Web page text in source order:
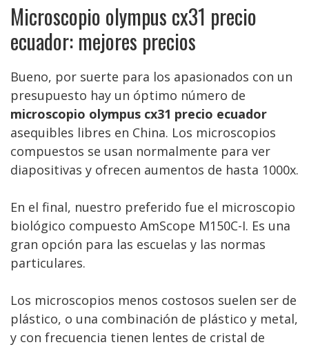
Microscopio olympus cx31 precio
ecuador: mejores precios
Bueno, por suerte para los apasionados con un
presupuesto hay un óptimo número de
microscopio olympus cx31 precio ecuador
asequibles libres en China. Los microscopios
compuestos se usan normalmente para ver
diapositivas y ofrecen aumentos de hasta 1000x.
En el final, nuestro preferido fue el microscopio
biológico compuesto AmScope M150C-I. Es una
gran opción para las escuelas y las normas
particulares.
Los microscopios menos costosos suelen ser de
plástico, o una combinación de plástico y metal,
y con frecuencia tienen lentes de cristal de